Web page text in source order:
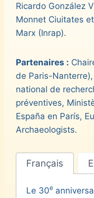
Ricardo González
Monnet Ciuitates
Marx (Inrap).
Partenaires :
de Paris-
national de
préventives,
España en París,
Archaeologists.
Français
Le 30e